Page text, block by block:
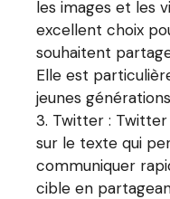
les images et les
excellent choix
souhaitent
Elle est
jeunes
Twitter : Twitter
sur le texte qui
communiquer
cible en